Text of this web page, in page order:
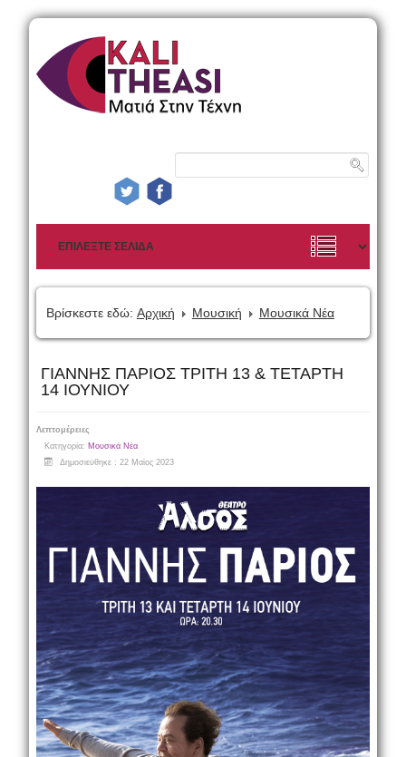
Βρίσκεστε εδώ: Αρχική Μουσική Μουσικά Νέα
ΓΙΑΝΝΗΣ ΠΑΡΙΟΣ ΤΡΙΤΗ 13 & ΤΕΤΑΡΤΗ
14 ΙΟΥΝΙΟΥ
Λεπτομέρειες
Κατηγορία: Μουσικά Νέα
Δημοσιεύθηκε : 22 Μαϊος 2023